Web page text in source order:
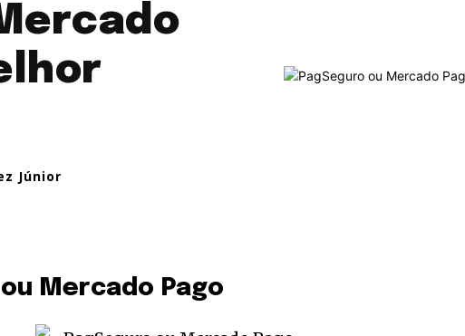
Júnior
Mercado Pago